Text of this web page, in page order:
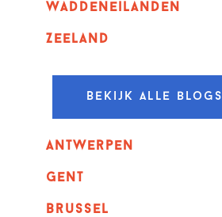
Waddeneilanden
Zeeland
Bekijk alle blogs
Antwerpen
GENT
Brussel